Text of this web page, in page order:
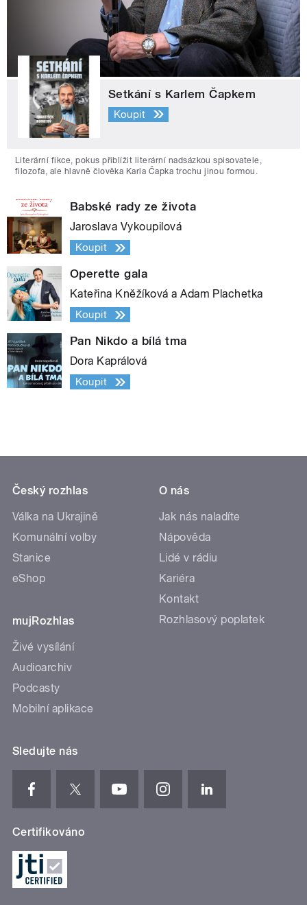
Setkání s Karlem Čapkem
Koupit
Literární fikce, pokus přiblížit literární nadsázkou spisovatele,
filozofa, ale hlavně člověka Karla Čapka trochu jinou formou.
Babské rady ze života
Jaroslava Vykoupilová
Koupit
Operette gala
Kateřina Kněžíková a Adam Plachetka
Koupit
Pan Nikdo a bílá tma
Dora Kaprálová
Koupit
Český rozhlas
Válka na Ukrajině
Komunální volby
Stanice
eShop
mujRozhlas
Živé vysílání
Audioarchiv
Podcasty
Mobilní aplikace
O nás
Jak nás naladíte
Nápověda
Lidé v rádiu
Kariéra
Kontakt
Rozhlasový poplatek
Sledujte nás
Certifikováno